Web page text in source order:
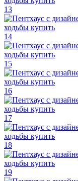
13
14
15
16
17
18
19